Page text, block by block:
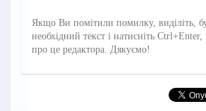
Якщо Ви помітили помилку, виділіть,
необхідний текст і натисніть
про це редактора. Дякуємо!